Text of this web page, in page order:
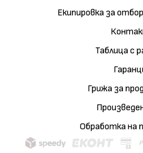
Екипировка за
Таблица с
Грижа за
Обработка на